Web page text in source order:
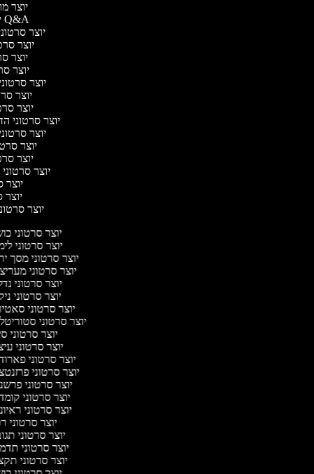
יוצר
יוצר סרטוני Q&A
יוצר
יוצר
יוצר
יוצר
יוצר
יוצר
יוצר
יוצר סרטוני
יוצר
יוצר
יוצר
יוצר
יוצר
יוצר
יוצר
יוצר סרטוני
יוצר סרטוני
יוצר סרטוני מסך
יוצר סרטוני
יוצר סרטוני
יוצר סרטוני
יוצר סרטוני
יוצר סרטוני
יוצר סרטוני
יוצר סרטוני
יוצר סרטוני
יוצר סרטוני
יוצר סרטוני
יוצר סרטוני
יוצר סרטוני
יוצר סרטוני
יוצר סרטוני
יוצר סרטוני
יוצר סרטוני